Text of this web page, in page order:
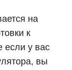
на
к
если у вас
вы